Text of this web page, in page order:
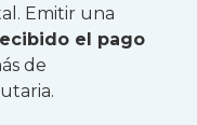
Emitir una
el pago
de